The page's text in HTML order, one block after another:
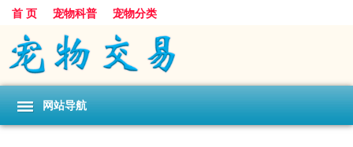
首 页 宠物科普 宠物分类
网站导航